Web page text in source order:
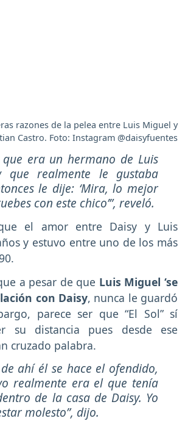
razones de la pelea entre Luis Miguel y
Castro. Foto: Instagram @daisyfuentes
que era un hermano de Luis
que realmente le gustaba
le dije: ‘Mira, lo mejor
con este chico’”, reveló.
el amor entre Daisy y Luis
y estuvo entre uno de los más
a pesar de que Luis Miguel ‘se
con Daisy, nunca le guardó
parece ser que “El Sol” sí
su distancia pues desde ese
cruzado palabra.
ahí él se hace el ofendido,
realmente era el que tenía
de la casa de Daisy. Yo
molesto”, dijo.